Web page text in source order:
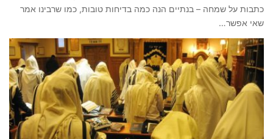
כתבות על שמחה – בנתיים הנה כמה בדיחות טובות, כמו שרבינו אמר
שאי אפשר…